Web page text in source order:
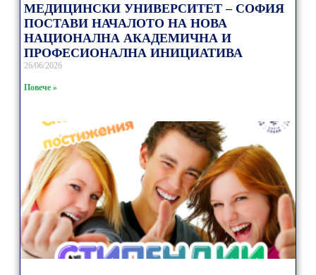
МЕДИЦИНСКИ УНИВЕРСИТЕТ – СОФИЯ
ПОСТАВИ НАЧАЛОТО НА НОВА
НАЦИОНАЛНА АКАДЕМИЧНА И
ПРОФЕСИОНАЛНА ИНИЦИАТИВА
26/06/2026
Повече »